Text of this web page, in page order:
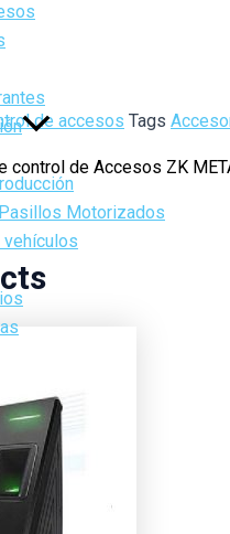
Motorizados
vehículos
de accesos Tags
control de Accesos ZK